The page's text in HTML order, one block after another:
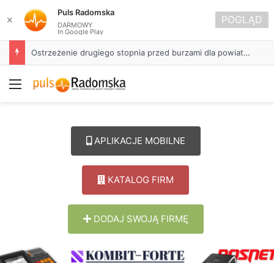
Około 90 tys. zł na szkolenia pracowników. PUP w Radomsku ogłasza nabór wniosków
Menu
APLIKACJE MOBILNE
KATALOG FIRM
DODAJ SWOJĄ FIRMĘ
✕
Puls Radomska
DARMOWY
In Google Play
POGLĄD